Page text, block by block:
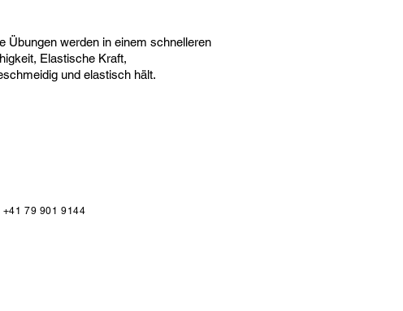
Übungen werden in einem schnelleren
Elastische Kraft,
und elastisch hält.
+41 79 901 9144